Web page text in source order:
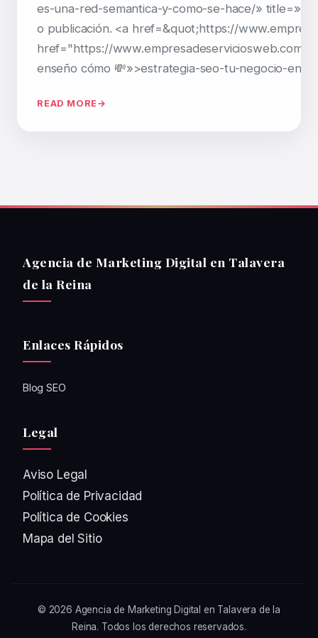
es-una-red-semantica-y-como-se-hace/»
o publicación. <a href=&quot;https://
href="https://www.empresadeserviciosweb.com/
enseño cómo 💸»>estrategia-seo-tu-negocio-en-
READ MORE
Agencia de Marketing Digital en Talavera
de la Reina
Enlaces Rápidos
Blog SEO
Legal
Aviso Legal
Política de Privacidad
Política de Cookies
Mapa del Sitio
© 2026 Agencia de Marketing Digital en Talavera de la
Reina. Todos los derechos reservados.